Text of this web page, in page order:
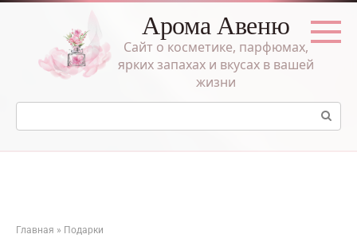
Перейти
Арома Авеню
Сайт о косметике, парфюмах,
ярких запахах и вкусах в вашей
жизни
Поиск:
Главная » Подарки